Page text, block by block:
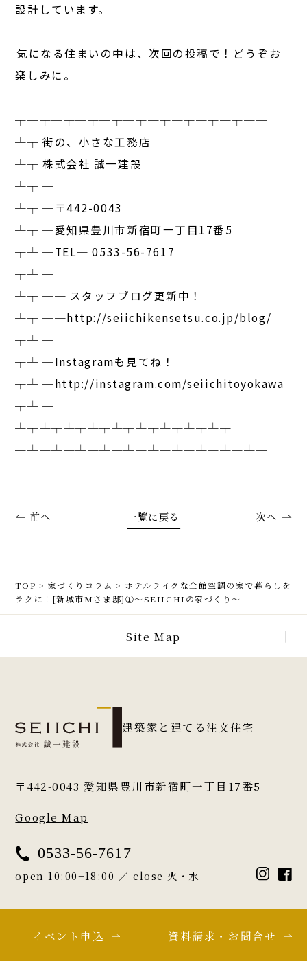
設計しています。
――気になる住まいの中は、次回の投稿で！どうぞお
楽しみに。
┬─┬─┬─┬─┬─┬─┬─┬─┬─┬──
┴┬ 街の、小さな工務店
┴┬ 株式会社 誠一建設
┴┬ ─
┴┬ ─〒442-0043
┴┬ ─愛知県豊川市新宿町一丁目17番5
┬┴ ─TEL─ 0533-56-7617
┬┴ ─
┴┬ ── スタッフブログ更新中！
┴┬ ──http://seiichikensetsu.co.jp/blog/
┬┴ ─
┬┴ ─Instagramも見てね！
┬┴ ─http://instagram.com/seiichitoyokawa
┬┴ ─
┴┬┴┬┴┬┴┬┴┬┴┬┴┬┴┬┴┬
─┴─┴─┴─┴─┴─┴─┴─┴─┴─┴─
前へ 次へ
一覧に戻る
TOP > 家づくりコラム > ホテルライクな全館空調の家で暮らしを
ラクに！[新城市Mさま邸]①〜SEIICHIの家づくり〜
イベント申込 資料請求・お問合せ
Site Map
建築家と建てる注文住宅
〒442-0043 愛知県豊川市新宿町一丁目17番5
Google Map
0533-56-7617
open 10:00−18:00 ／ close 火・水